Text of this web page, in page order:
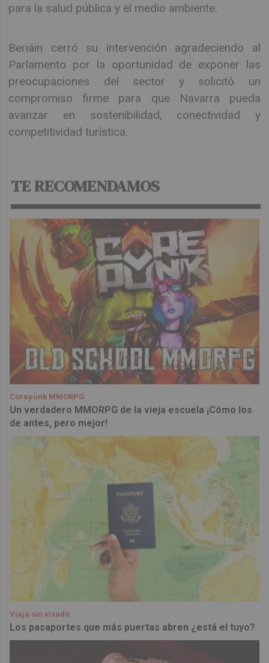
para la salud pública y el medio ambiente.
Beriáin cerró su intervención agradeciendo al
Parlamento por la oportunidad de exponer las
preocupaciones del sector y solicitó un
compromiso firme para que Navarra pueda
avanzar en sostenibilidad, conectividad y
competitividad turística.
TE RECOMENDAMOS
Corepunk MMORPG
Un verdadero MMORPG de la vieja escuela ¡Cómo los
de antes, pero mejor!
Viaja sin visado
Los pasaportes que más puertas abren ¿está el tuyo?